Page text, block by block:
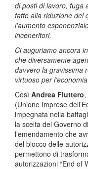
di posti di lavoro, fuga
fatto alla riduzione dei
l’aumento
inceneritori.
Ci auguriamo ancora
che diversamente
davvero la gravissima
virtuoso per
Così Andrea Fluttero,
(Unione Imprese
impegnata nella
la scelta del Governo
l’emendamento che
del blocco delle
permettono di
autorizzazioni “End of